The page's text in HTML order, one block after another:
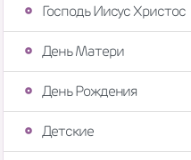
Господь Иисус Христос
День Матери
День Рождения
Детские